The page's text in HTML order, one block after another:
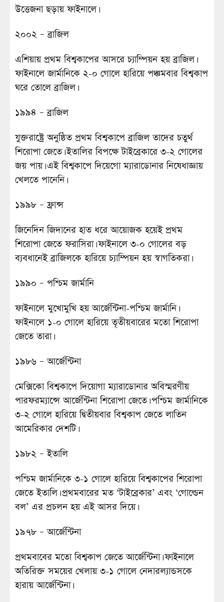
উত্তেজনা ছড়ায় ফাইনালে।
২০০২ – ব্রাজিল
এশিয়ায় প্রথম বিশ্বকাপের আসরে চ্যাম্পিয়ন হয় ব্রাজিল।
ফাইনালে জার্মানিকে ২-০ গোলে হারিয়ে পঞ্চমবার বিশ্বকাপ
ঘরে তোলে ব্রাজিল।
১৯৯৪ – ব্রাজিল
যুক্তরাষ্ট্রে অনুষ্ঠিত প্রথম বিশ্বকাপে ব্রাজিল তাদের চতুর্থ
শিরোপা জেতে। ইতালির বিপক্ষে টাইব্রেকারে ৩-২ গোলের
জয় পায়। এই বিশ্বকাপে দিয়েগো ম্যারাডোনার নিষেধাজ্ঞায়
খেলতে পানেনি।
১৯৯৮ – ফ্রান্স
জিনেদিন জিদানের হাত ধরে আয়োজক হয়েই প্রথম
শিরোপা জেতে ফরাসিরা। ফাইনালে ৩-০ গোলের বড়
ব্যবধানেই ব্রাজিলকে হারিয়ে চ্যাম্পিয়ন হয় স্বাগতিকরা।
১৯৯০ – পশ্চিম জার্মানি
ফাইনালে মুখোমুখি হয় আর্জেন্টিনা-পশ্চিম জার্মানি।
ফাইনালে ১-০ গোলে হারিয়ে তৃতীয়বারের মতো শিরোপা
জেতে তারা।
১৯৮৬ – আর্জেন্টিনা
মেক্সিকো বিশ্বকাপে দিয়োগা ম্যারাডোনার অবিস্মরণীয়
পারফরম্যান্সে আর্জেন্টিনা শিরোপা জেতে। পশ্চিম জার্মানিকে
৩-২ গোলে হারিয়ে দ্বিতীয়বার বিশ্বকাপ জেতে লাতিন
আমেরিকার দেশটি।
১৯৮২ – ইতালি
পশ্চিম জার্মানিকে ৩-১ গোলে হারিয়ে বিশ্বকাপের শিরোপা
জেতে ইতালি। প্রথমবারের মত ‘টাইব্রেকার’ এবং ‘গোল্ডেন
বল’ এর প্রচলন হয় এই আসর দিয়ে।
১৯৭৮ – আর্জেন্টিনা
প্রথমবাবের মতো বিশ্বকাপ জেতে আর্জেন্টিনা। ফাইনালে
অতিরিক্ত সময়ের খেলায় ৩-১ গোলে নেদারল্যান্ডসকে
হারায় আর্জেন্টিনা।